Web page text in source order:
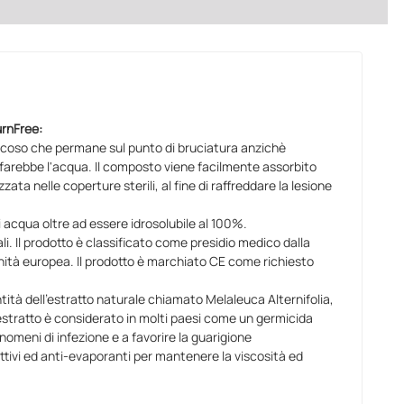
che permane sul punto di bruciatura anzichè
l'acqua. Il composto viene facilmente assorbito
nelle coperture sterili, al fine di raffreddare la lesione
oltre ad essere idrosolubile al 100%.
Il prodotto è classificato come presidio medico dalla
europea. Il prodotto è marchiato CE come richiesto
dell'estratto naturale chiamato Melaleuca Alternifolia,
è considerato in molti paesi come un germicida
di infezione e a favorire la guarigione
ed anti-evaporanti per mantenere la viscosità ed